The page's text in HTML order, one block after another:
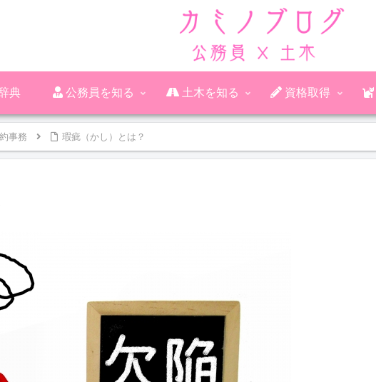
典 ‪︎‬‪︎公務員を知る 土木を知る 資格取得
事務 瑕疵（かし）とは？